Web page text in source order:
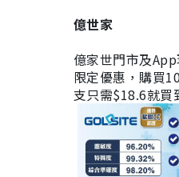
億世家
億家世門市及
限定優惠，購買
支只需$18.6就買